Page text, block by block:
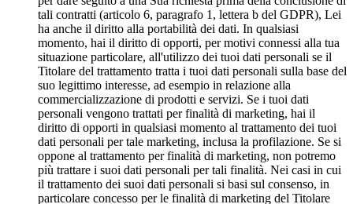
tali contratti (articolo 6, paragrafo 1, lettera b del GDPR), Lei
ha anche il diritto alla portabilità dei dati. In qualsiasi
momento, hai il diritto di opporti, per motivi connessi alla tua
situazione particolare, all'utilizzo dei tuoi dati personali se il
Titolare del trattamento tratta i tuoi dati personali sulla base del
suo legittimo interesse, ad esempio in relazione alla
commercializzazione di prodotti e servizi. Se i tuoi dati
personali vengono trattati per finalità di marketing, hai il
diritto di opporti in qualsiasi momento al trattamento dei tuoi
dati personali per tale marketing, inclusa la profilazione. Se si
oppone al trattamento per finalità di marketing, non potremo
più trattare i suoi dati personali per tali finalità. Nei casi in cui
il trattamento dei suoi dati personali si basi sul consenso, in
particolare concesso per le finalità di marketing del Titolare